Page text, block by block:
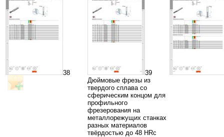
38
39
Дюймовые фрезы из
твердого сплава со
сферическим концом для
профильного
фрезерования на
металлорежущих станках
разных материалов
твёрдостью до 48 HRc